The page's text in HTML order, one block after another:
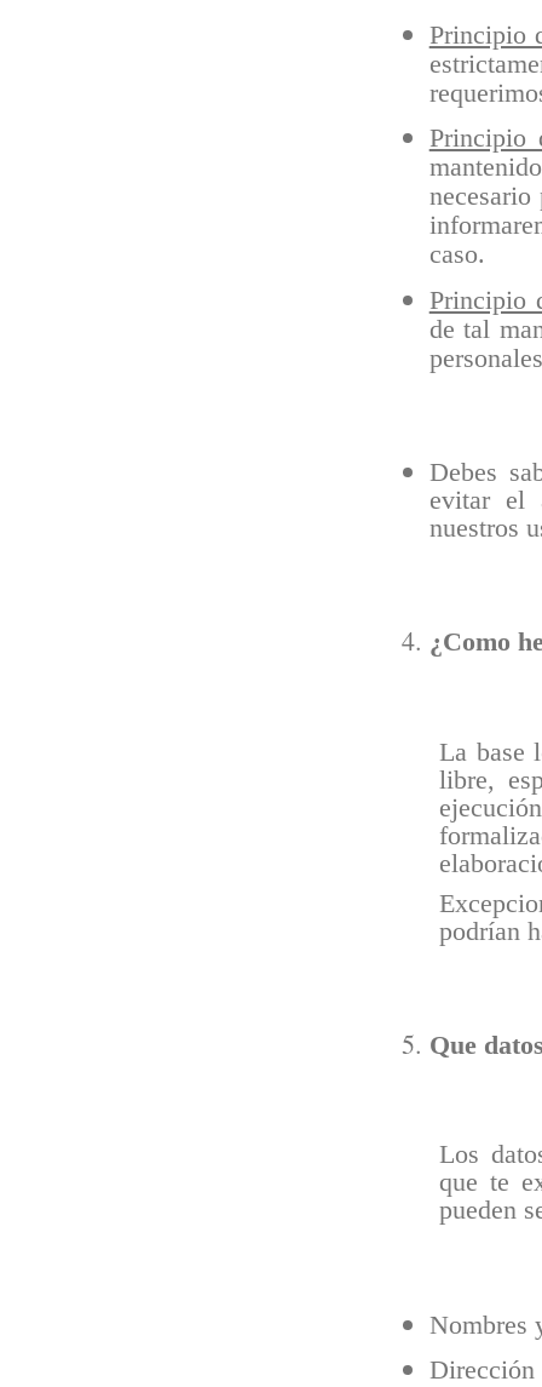
Principio
Principio
caso.
Principio
de tal
Debes
evitar el
nuestros
¿Como
La base
libre,
podrían
Que
Los
que te
pueden
Nombres
Dirección